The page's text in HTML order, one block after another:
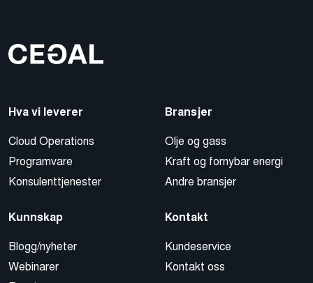
Hva vi leverer
Cloud Operations
Programvare
Konsulenttjenester
Bransjer
Olje og gass
Kraft og fornybar energi
Andre bransjer
Kunnskap
Blogg/nyheter
Webinarer
Kontakt
Kundeservice
Kontakt oss